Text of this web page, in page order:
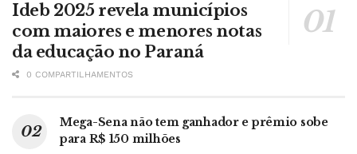
Ideb 2025 revela municípios
com maiores e menores notas
da educação no Paraná
0 COMPARTILHAMENTOS
Mega-Sena não tem ganhador e prêmio sobe
para R$ 150 milhões